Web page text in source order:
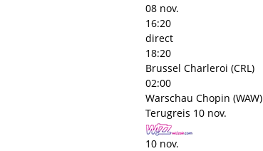
08 nov.
16:20
direct
18:20
Brussel Charleroi (CRL)
02:00
Warschau Chopin (WAW)
Terugreis 10 nov.
10 nov.